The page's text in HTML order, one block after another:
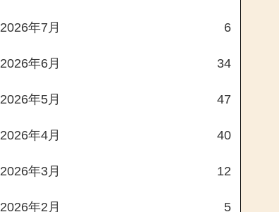
2026年7月 6
2026年6月 34
2026年5月 47
2026年4月 40
2026年3月 12
2026年2月 5